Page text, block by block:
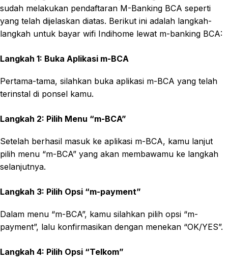
sudah melakukan pendaftaran M-Banking BCA seperti
yang telah dijelaskan diatas. Berikut ini adalah langkah-
langkah untuk bayar wifi Indihome lewat m-banking BCA:
Langkah 1: Buka Aplikasi m-BCA
Pertama-tama, silahkan buka aplikasi m-BCA yang telah
terinstal di ponsel kamu.
Langkah 2: Pilih Menu “m-BCA”
Setelah berhasil masuk ke aplikasi m-BCA, kamu lanjut
pilih menu “m-BCA” yang akan membawamu ke langkah
selanjutnya.
Langkah 3: Pilih Opsi “m-payment”
Dalam menu “m-BCA”, kamu silahkan pilih opsi “m-
payment”, lalu konfirmasikan dengan menekan “OK/YES”.
Langkah 4: Pilih Opsi “Telkom”